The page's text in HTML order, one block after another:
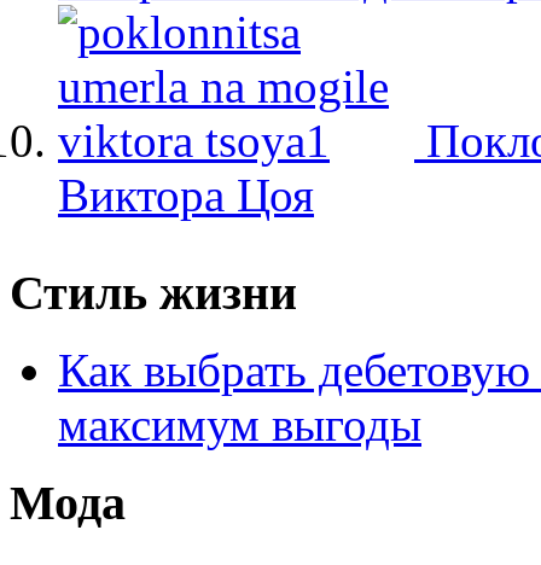
Виктора Цоя
Стиль жизни
Как выбрать дебетовую
максимум выгоды
Мода